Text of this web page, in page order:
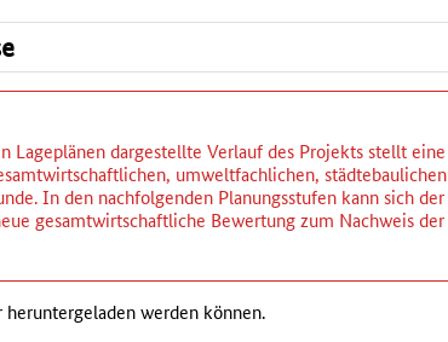
Lageplänen dargestellte Verlauf des Projekts stellt eine
umweltfachlichen, städtebaulichen
In den nachfolgenden Planungsstufen kann sich der
gesamtwirtschaftliche Bewertung zum Nachweis der
werden können.